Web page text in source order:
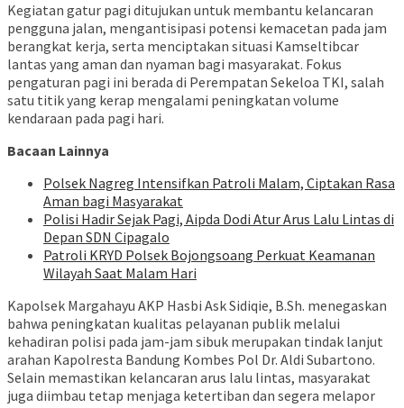
Kegiatan gatur pagi ditujukan untuk membantu kelancaran
pengguna jalan, mengantisipasi potensi kemacetan pada jam
berangkat kerja, serta menciptakan situasi Kamseltibcar
lantas yang aman dan nyaman bagi masyarakat. Fokus
pengaturan pagi ini berada di Perempatan Sekeloa TKI, salah
satu titik yang kerap mengalami peningkatan volume
kendaraan pada pagi hari.
Bacaan Lainnya
Polsek Nagreg Intensifkan Patroli Malam, Ciptakan Rasa
Aman bagi Masyarakat
Polisi Hadir Sejak Pagi, Aipda Dodi Atur Arus Lalu Lintas di
Depan SDN Cipagalo
Patroli KRYD Polsek Bojongsoang Perkuat Keamanan
Wilayah Saat Malam Hari
Kapolsek Margahayu AKP Hasbi Ask Sidiqie, B.Sh. menegaskan
bahwa peningkatan kualitas pelayanan publik melalui
kehadiran polisi pada jam-jam sibuk merupakan tindak lanjut
arahan Kapolresta Bandung Kombes Pol Dr. Aldi Subartono.
Selain memastikan kelancaran arus lalu lintas, masyarakat
juga diimbau tetap menjaga ketertiban dan segera melapor